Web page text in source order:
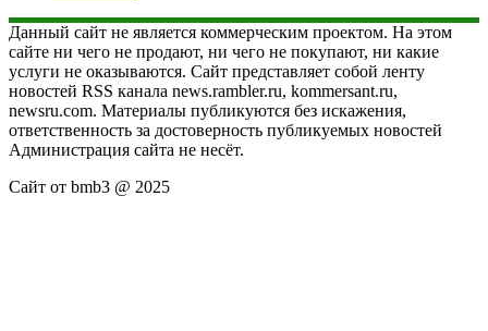
Данный сайт не является коммерческим проектом. На этом
сайте ни чего не продают, ни чего не покупают, ни какие
услуги не оказываются. Сайт представляет собой ленту
новостей RSS канала news.rambler.ru, kommersant.ru,
newsru.com. Материалы публикуются без искажения,
ответственность за достоверность публикуемых новостей
Администрация сайта не несёт.
Сайт от bmb3 @ 2025